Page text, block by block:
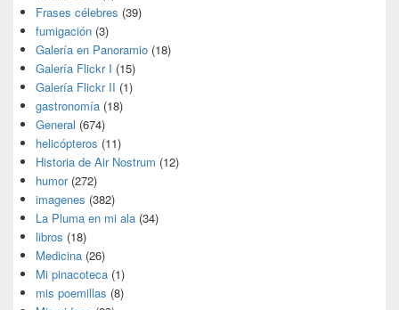
Frases célebres (39)
fumigación (3)
Galería en Panoramio (18)
Galería Flickr I (15)
Galería Flickr II (1)
gastronomía (18)
General (674)
helicópteros (11)
Historia de Air Nostrum (12)
humor(272)
imagenes (382)
La Pluma en mi ala (34)
libros (18)
Medicina (26)
Mi pinacoteca (1)
mis poemillas (8)